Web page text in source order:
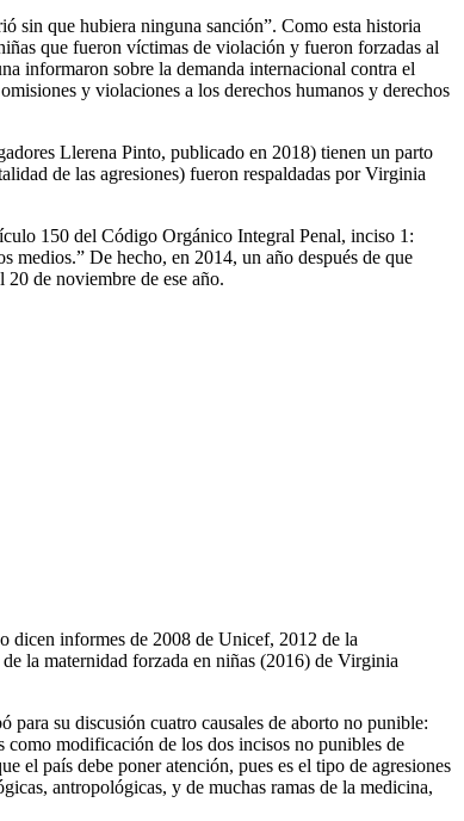
sin que hubiera ninguna sanción”. Como esta historia
que fueron víctimas de violación y fueron forzadas al
informaron sobre la demanda internacional contra el
y violaciones a los derechos humanos y derechos
Llerena Pinto, publicado en 2018) tienen un parto
de las agresiones) fueron respaldadas por Virginia
150 del Código Orgánico Integral Penal, inciso 1:
medios.” De hecho, en 2014, un año después de que
de noviembre de ese año.
dicen informes de 2008 de Unicef, 2012 de la
la maternidad forzada en niñas (2016) de Virginia
para su discusión cuatro causales de aborto no punible:
modificación de los dos incisos no punibles de
el país debe poner atención, pues es el tipo de agresiones
antropológicas, y de muchas ramas de la medicina,